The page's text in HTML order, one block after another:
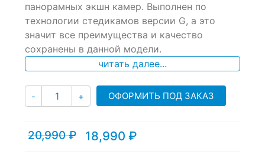
on
customer
ratings
панорамных экшн камер. Выполнен по
технологии стедикамов версии G, а это
значит все преимущества и качество
сохранены в данной модели.
читать далее...
- Количество
+ ОФОРМИТЬ ПОД ЗАКАЗ
20,990₽
Первоначальная18,990 ₽
Текущая